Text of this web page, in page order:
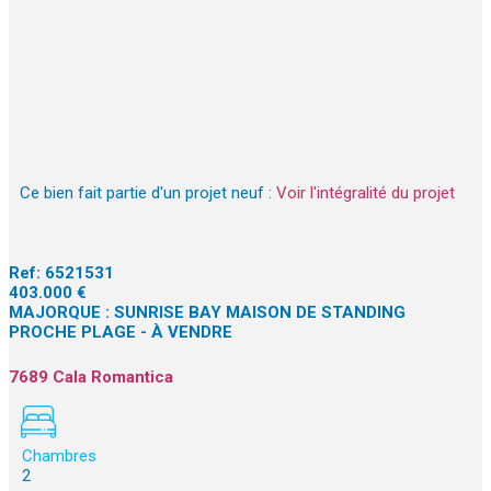
Ce bien fait partie d'un projet neuf : Voir l'intégralité du projet
Ref: 6521531
403.000 €
MAJORQUE : SUNRISE BAY MAISON DE STANDING
PROCHE PLAGE - À VENDRE
7689 Cala Romantica
Chambres
2